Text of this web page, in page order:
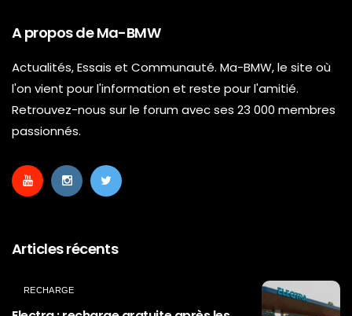
A propos de Ma-BMW
Actualités, Essais et Communauté. Ma-BMW, le site où
l'on vient pour l'information et reste pour l'amitié.
Retrouvez-nous sur le forum avec ses 23 000 membres
passionnés.
Articles récents
RECHARGE